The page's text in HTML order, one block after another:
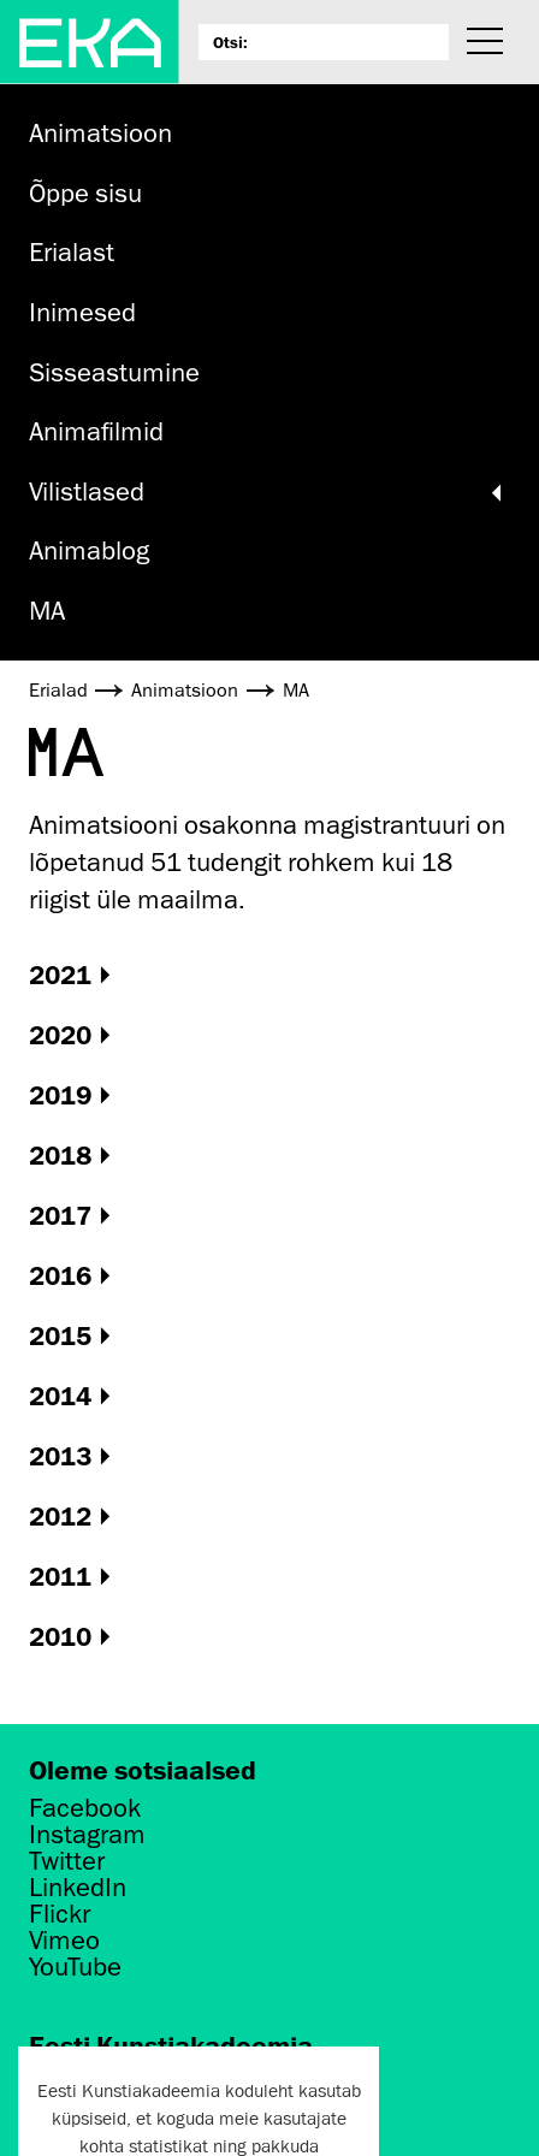
Animatsioon
Õppe sisu
Erialast
Inimesed
Sisseastumine
Animafilmid
Vilistlased
Animablog
MA
Erialad Animatsioon MA
MA
Animatsiooni osakonna magistrantuuri on
lõpetanud 51 tudengit rohkem kui 18
riigist üle maailma.
2021
2020
2019
2018
2017
2016
2015
2014
2013
2012
2011
2010
Oleme sotsiaalsed
Facebook
Instagram
Twitter
LinkedIn
Flickr
Vimeo
YouTube
Eesti Kunstiakadeemia
Põhja puiestee 7
Tallinn 10412
Eesti Kunstiakadeemia koduleht kasutab
küpsiseid, et koguda meie kasutajate
kohta statistikat ning pakkuda